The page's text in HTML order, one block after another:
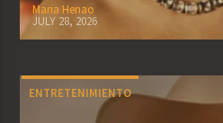
Maria Henao
JULY 28, 2026
ENTRETENIMIENTO